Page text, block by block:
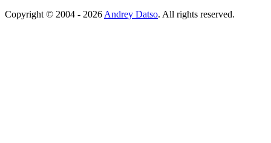
Copyright © 2004 - 2026Andrey Datso. All rights reserved.